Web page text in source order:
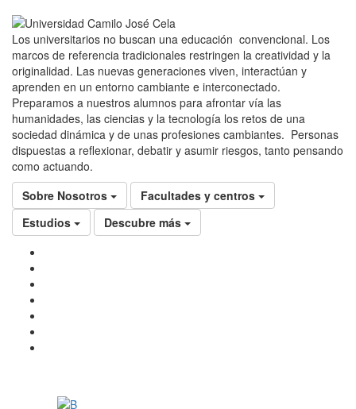
Los universitarios no buscan una educación convencional. Los
marcos de referencia tradicionales restringen la creatividad y la
originalidad. Las nuevas generaciones viven, interactúan y
aprenden en un entorno cambiante e interconectado.
Preparamos a nuestros alumnos para afrontar vía las
humanidades, las ciencias y la tecnología los retos de una
sociedad dinámica y de unas profesiones cambiantes. Personas
dispuestas a reflexionar, debatir y asumir riesgos, tanto pensando
como actuando.
Sobre Nosotros
Facultades y centros
Estudios
Descubre más